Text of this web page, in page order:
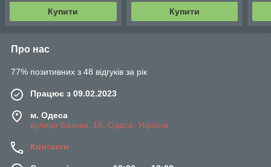
Купити Купити
Про нас
77% позитивних з 48 відгуків за рік
Працює з 09.02.2023
м. Одеса
вулиця Базова, 16, Одеса, Україна
Контакти